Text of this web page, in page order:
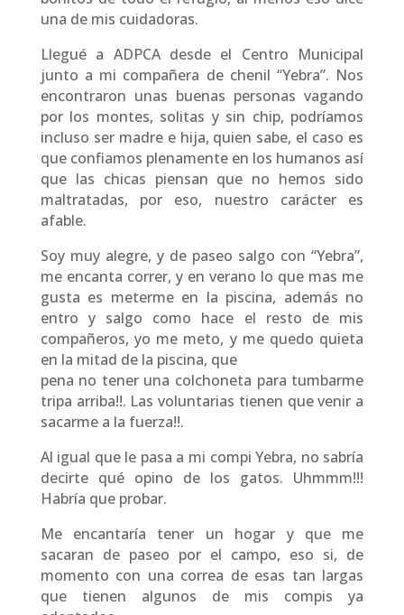
una de mis cuidadoras.
Llegué a ADPCA desde el Centro Municipal
junto a mi compañera de chenil “Yebra”. Nos
encontraron unas buenas personas vagando
por los montes, solitas y sin chip, podríamos
incluso ser madre e hija, quien sabe, el caso es
que confiamos plenamente en los humanos así
que las chicas piensan que no hemos sido
maltratadas, por eso, nuestro carácter es
afable.
Soy muy alegre, y de paseo salgo con “Yebra”,
me encanta correr, y en verano lo que mas me
gusta es meterme en la piscina, además no
entro y salgo como hace el resto de mis
compañeros, yo me meto, y me quedo quieta
en la mitad de la piscina, que
pena no tener una colchoneta para tumbarme
tripa arriba!!. Las voluntarias tienen que venir a
sacarme a la fuerza!!.
Al igual que le pasa a mi compi Yebra, no sabría
decirte qué opino de los gatos. Uhmmm!!!
Habría que probar.
Me encantaría tener un hogar y que me
sacaran de paseo por el campo, eso si, de
momento con una correa de esas tan largas
que tienen algunos de mis compis ya